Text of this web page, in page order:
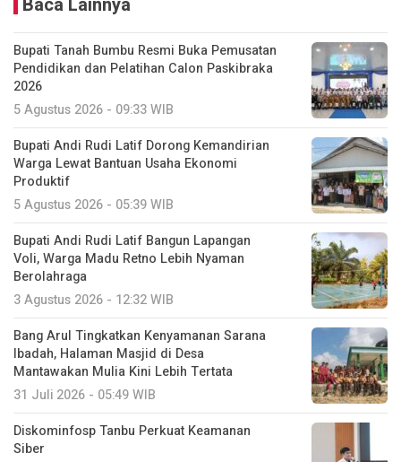
Bupati Tanah Bumbu Resmi Buka Pemusatan
Pendidikan dan Pelatihan Calon Paskibraka
2026
5 Agustus 2026 - 09:33 WIB
Bupati Andi Rudi Latif Dorong Kemandirian
Warga Lewat Bantuan Usaha Ekonomi
Produktif
5 Agustus 2026 - 05:39 WIB
Bupati Andi Rudi Latif Bangun Lapangan
Voli, Warga Madu Retno Lebih Nyaman
Berolahraga
3 Agustus 2026 - 12:32 WIB
Bang Arul Tingkatkan Kenyamanan Sarana
Ibadah, Halaman Masjid di Desa
Mantawakan Mulia Kini Lebih Tertata
31 Juli 2026 - 05:49 WIB
Diskominfosp Tanbu Perkuat Keamanan
Siber